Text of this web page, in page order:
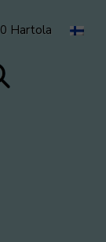
Hartola